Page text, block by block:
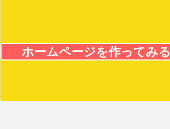
ホームページを作ってみる